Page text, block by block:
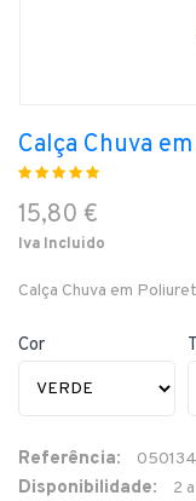
Calça Chuva
15,80 €
Iva Incluido
Calça Chuva em
Cor
Referência:
Disponibilidade: 2